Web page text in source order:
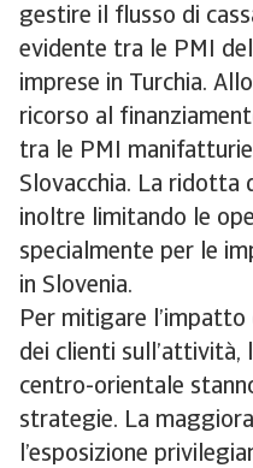
gestire il flusso di
evidente tra le PMI
imprese in Turchia.
ricorso al
tra le PMI
Slovacchia. La ridotta
inoltre limitando le
specialmente per le
in Slovenia.
Per mitigare
dei clienti sull’attività,
centro-orientale
strategie. La
l’esposizione